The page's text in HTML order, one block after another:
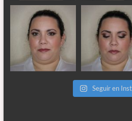
Seguir en